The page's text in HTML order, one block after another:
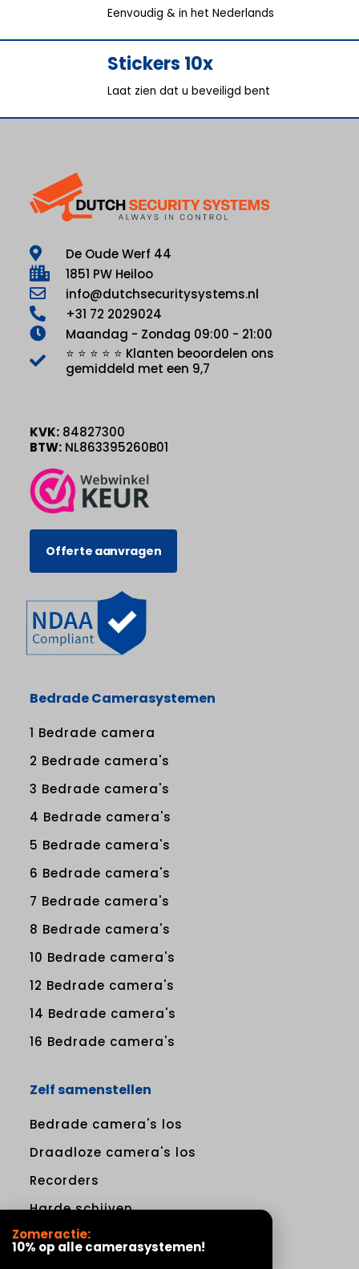
Eenvoudig & in het Nederlands
Stickers 10x
Laat zien dat u beveiligd bent
De Oude Werf 44
1851 PW Heiloo
info@dutchsecuritysystems.nl
+31 72 2029024
Maandag - Zondag 09:00 - 21:00
⭐ ⭐ ⭐ ⭐ ⭐ Klanten beoordelen ons
gemiddeld met een 9,7
KVK: 84827300
BTW: NL863395260B01
Offerte aanvragen
Bedrade Camerasystemen
1 Bedrade camera
2 Bedrade camera's
3 Bedrade camera's
4 Bedrade camera's
5 Bedrade camera's
6 Bedrade camera's
7 Bedrade camera's
8 Bedrade camera's
10 Bedrade camera's
12 Bedrade camera's
14 Bedrade camera's
16 Bedrade camera's
Zelf samenstellen
Bedrade camera's los
Draadloze camera's los
Recorders
Harde schijven
Draadloze Camerasystemen
Zomeractie:
10% op alle camerasystemen!